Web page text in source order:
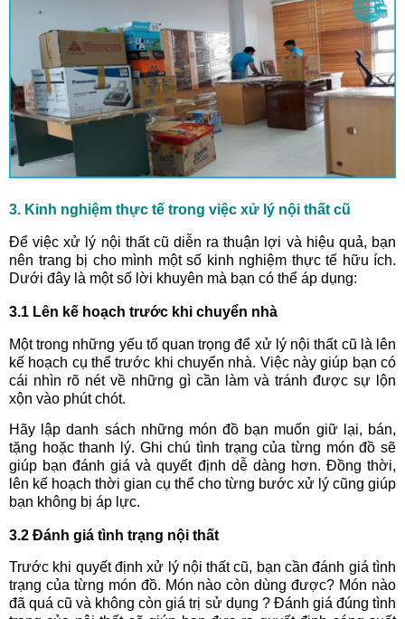
3. Kinh nghiệm thực tế trong việc xử lý nội thất cũ
Để việc xử lý nội thất cũ diễn ra thuận lợi và hiệu quả, bạn
nên trang bị cho mình một số kinh nghiệm thực tế hữu ích.
Dưới đây là một số lời khuyên mà bạn có thể áp dụng:
3.1 Lên kế hoạch trước khi chuyển nhà
Một trong những yếu tố quan trọng để xử lý nội thất cũ là lên
kế hoạch cụ thể trước khi chuyển nhà. Việc này giúp bạn có
cái nhìn rõ nét về những gì cần làm và tránh được sự lộn
xộn vào phút chót.
Hãy lập danh sách những món đồ bạn muốn giữ lại, bán,
tặng hoặc thanh lý. Ghi chú tình trạng của từng món đồ sẽ
giúp bạn đánh giá và quyết định dễ dàng hơn. Đồng thời,
lên kế hoạch thời gian cụ thể cho từng bước xử lý cũng giúp
bạn không bị áp lực.
3.2 Đánh giá tình trạng nội thất
Trước khi quyết định xử lý nội thất cũ, bạn cần đánh giá tình
trạng của từng món đồ. Món nào còn dùng được? Món nào
đã quá cũ và không còn giá trị sử dụng ? Đánh giá đúng tình